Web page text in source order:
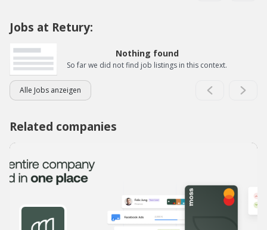
Jobs at Retury:
Nothing found
So far we did not find job listings in this context.
Alle Jobs anzeigen
Related companies